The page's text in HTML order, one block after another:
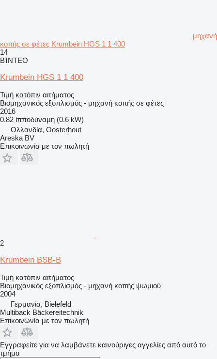
μηχανή
κοπής σε φέτες Krumbein HGS 1 1 400
14
ΒΊΝΤΕΟ
Krumbein HGS 1 1 400
Τιμή κατόπιν αιτήματος
Βιομηχανικός εξοπλισμός - μηχανή κοπής σε φέτες
2016
0.82 ίπποδύναμη (0.6 kW)
Ολλανδία, Oosterhout
Areska BV
Επικοινωνία με τον πωλητή
2
Krumbein BSB-B
Τιμή κατόπιν αιτήματος
Βιομηχανικός εξοπλισμός - μηχανή κοπής ψωμιού
2004
Γερμανία, Bielefeld
Multiback Bäckereitechnik
Επικοινωνία με τον πωλητή
Εγγραφείτε για να λαμβάνετε καινούριγες αγγελίες από αυτό το
τμήμα